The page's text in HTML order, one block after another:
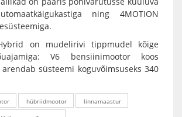
ning 4MOTION
on mudelirivi tippmudel kõige
V6 bensiinimootor koos
süsteemi koguvõimsuseks 340
hübriidmootor
linnamaastur